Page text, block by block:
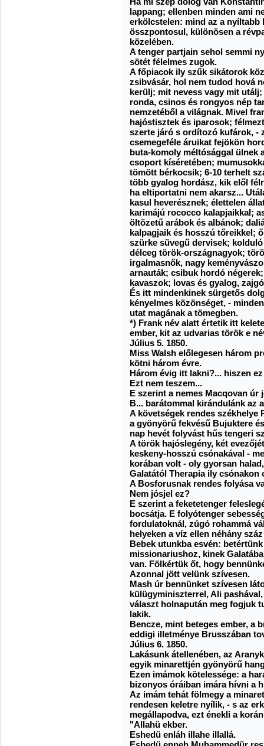
lappang; ellenben minden ami
erkölcstelen: mind az a nyíltabb
összpontosul, különösen a
közelében.
A tenger partjain sehol semmi
sötét félelmes zugok.
A főpiacok ily szűk sikátorok
zsibvásár, hol nem tudod hová
kerülj; mit nevess vagy mit
ronda, csinos és rongyos nép
nemzetéből a világnak. Mivel
hajóstisztek és iparosok;
szerte járó s ordítozó kufárok, -
csemegeféle áruikat fejökön
buta-komoly méltósággal ülnek
csoport kíséretében;
tömött bérkocsik; 6-10 terhelt
több gyalog hordász, kik elől
ha eltiportatni nem akarsz...
kasul heverésznek; élettelen
karimájú rococco kalapjaikkal;
öltözetű arábok és albánok;
kalpagjaik és hosszú tőreikkel;
szürke süvegű dervisek;
délceg török-országnagyok;
irgalmasnők, nagy
arnauták; csibuk hordó
kavaszok; lovas és gyalog,
És itt mindenkinek sürgetős
kényelmes közönséget, -
utat magának a tömegben.
*) Frank név alatt értetik itt
ember, kit az udvarias török e
Július 5. 1850.
Miss Walsh előlegesen három
kötni három évre.
Három évig itt lakni?... hiszen
Ezt nem teszem...
E szerint a nemes Macqovan úr
B... barátommal kirándulánk az
A követségek rendes székhelye
a gyönyörű fekvésű Bujuktere
nap hevét folyvást hűs tengeri
A török hajóslegény, két
keskeny-hosszú csónakával -
korában volt - oly gyorsan
Galatától Therapia ily csónakon
A Bosforusnak rendes folyása
Nem jósjel ez?
E szerint a feketetenger
bocsátja. E folyótenger
fordulatoknál, zúgó rohammá
helyeken a víz ellen néhány
Bebek utunkba esvén:
missionariushoz, kinek
van. Fölkértük őt, hogy
Azonnal jött velünk szívesen.
Mash úr bennünket szívesen
külügyminiszterrel, Ali
választ holnapután meg fogjuk
lakik.
Bencze, mint beteges ember, a
eddigi illetménye Brusszában
Július 6. 1850.
Lakásunk átellenében, az
egyik minarettjén gyönyörű
Ezen imámok kötelessége: a
bizonyos óráiban imára hívni a
Az imám tehát fölmegy a
rendesen keletre nyílik, - s az
megállapodva, ezt énekli a
"Allahü ekber.
Eshedü enláh illahe illallá.